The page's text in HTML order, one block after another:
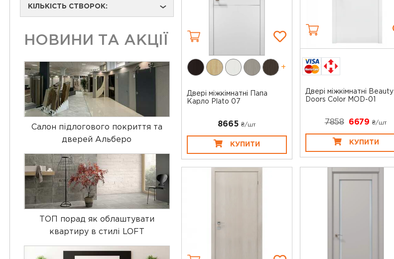
КІЛЬКІСТЬ СТВОРОК: ›
НОВИНИ ТА АКЦІЇ
Салон підлогового покриття та
дверей Альберо
ТОП порад як облаштувати
квартиру в стилі LOFT
+
Двері міжкімнатні Папа
Карло Plato 07
8665 ₴/шт
КУПИТИ
Двері міжкімнатні Beauty
Doors Color MOD-01
7858 6679 ₴/шт
КУПИТИ